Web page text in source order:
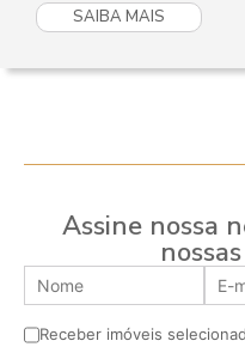
SAIBA MAIS
Assine nossa
Receber imóveis